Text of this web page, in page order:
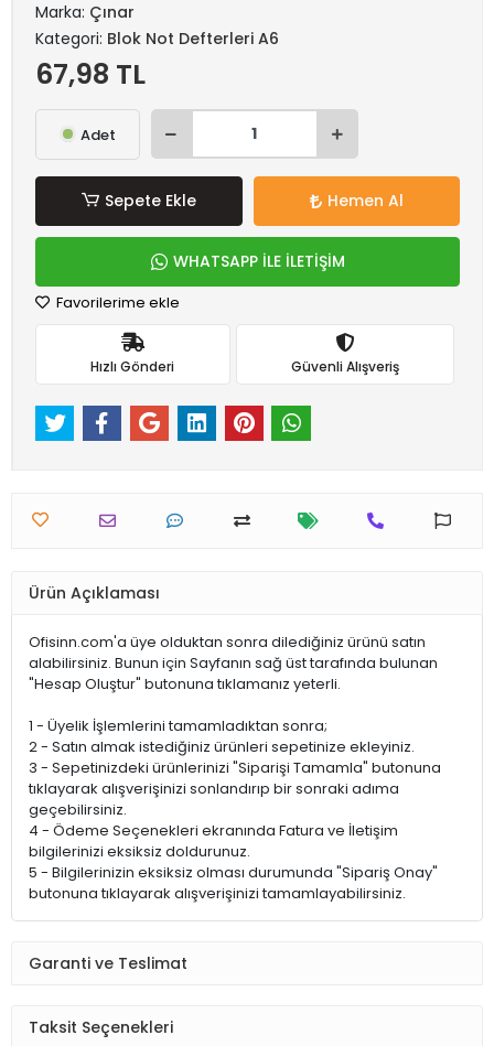
Marka: Çınar
Kategori: Blok Not Defterleri A6
67,98 TL
Adet
Sepete Ekle Hemen Al
WHATSAPP İLE İLETİŞİM
Favorilerime ekle
Hızlı Gönderi Güvenli Alışveriş
Ürün Açıklaması
Ofisinn.com'a üye olduktan sonra dilediğiniz ürünü satın
alabilirsiniz. Bunun için Sayfanın sağ üst tarafında bulunan
"Hesap Oluştur" butonuna tıklamanız yeterli.
1 - Üyelik İşlemlerini tamamladıktan sonra;
2 - Satın almak istediğiniz ürünleri sepetinize ekleyiniz.
3 - Sepetinizdeki ürünlerinizi "Siparişi Tamamla" butonuna
tıklayarak alışverişinizi sonlandırıp bir sonraki adıma
geçebilirsiniz.
4 - Ödeme Seçenekleri ekranında Fatura ve İletişim
bilgilerinizi eksiksiz doldurunuz.
5 - Bilgilerinizin eksiksiz olması durumunda "Sipariş Onay"
butonuna tıklayarak alışverişinizi tamamlayabilirsiniz.
Garanti ve Teslimat
Taksit Seçenekleri